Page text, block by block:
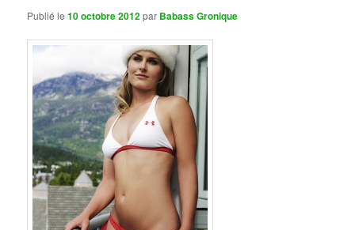
Publié le10 octobre 2012par Babass Gronique